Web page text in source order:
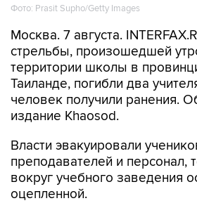
Фото: Prasit Supho/Getty Images
Москва. 7 августа.
стрельбы, произошедшей
территории школы в
Таиланде, погибли два
человек получили ранения.
издание Khaosod.
Власти эвакуировали
преподавателей и персонал,
вокруг учебного заведения
оцепленной.